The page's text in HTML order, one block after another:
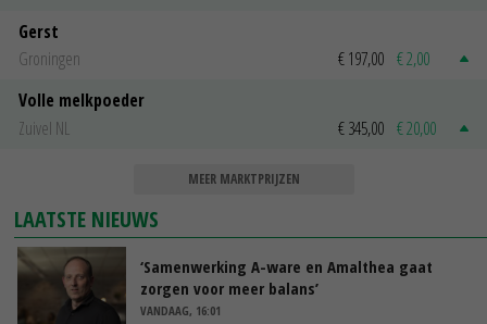
Gerst
Groningen
€ 197,00 € 2,00
Volle melkpoeder
Zuivel NL
€ 345,00 € 20,00
MEER MARKTPRIJZEN
LAATSTE NIEUWS
‘Samenwerking A-ware en Amalthea gaat
zorgen voor meer balans’
VANDAAG, 16:01